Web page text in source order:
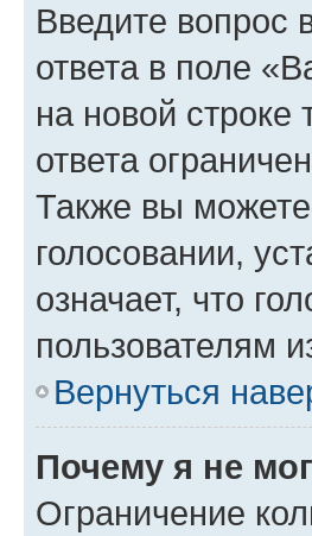
Введите вопрос
ответа в поле
на новой строке
ответа
Также вы можете
голосовании,
означает, что
пользователям
Вернуться
Почему я не
Ограничение